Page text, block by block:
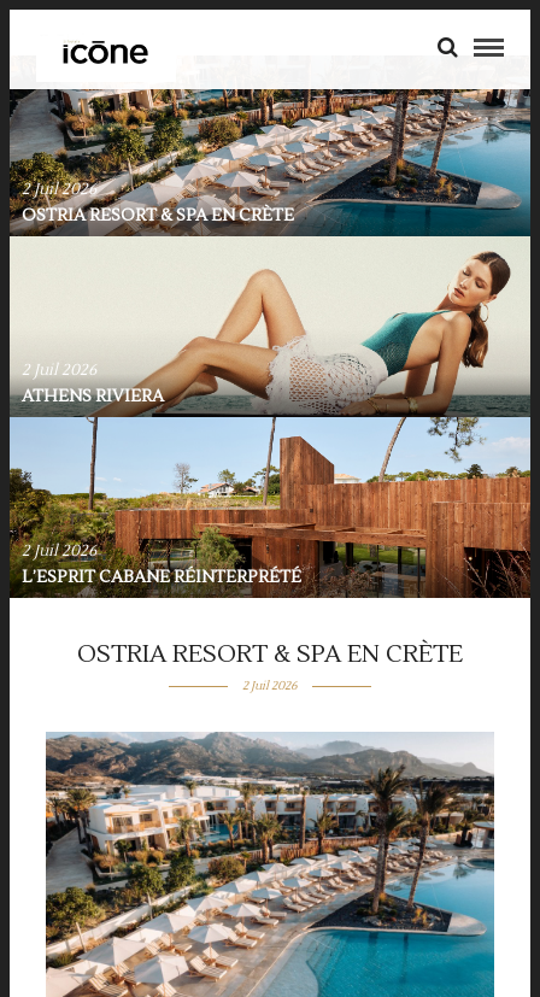
2 Juil 2026
OSTRIA RESORT & SPA EN CRÈTE
2 Juil 2026
ATHENS RIVIERA
2 Juil 2026
L’ESPRIT CABANE RÉINTERPRÉTÉ
OSTRIA RESORT & SPA EN CRÈTE
2 Juil 2026